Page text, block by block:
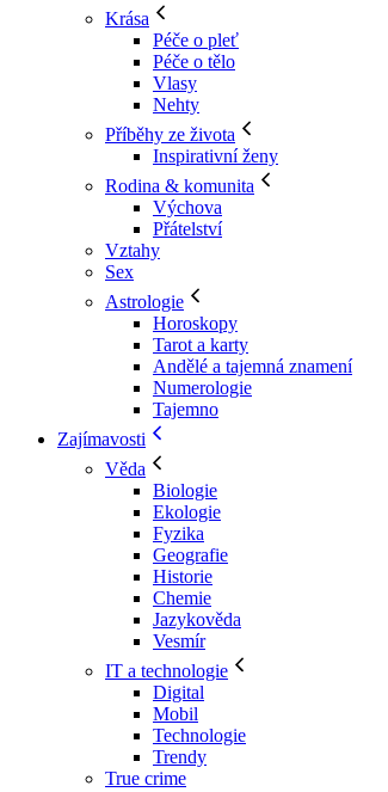
Krása
Péče o pleť
Péče o tělo
Vlasy
Nehty
Příběhy ze života
Inspirativní ženy
Rodina & komunita
Výchova
Přátelství
Vztahy
Sex
Astrologie
Horoskopy
Tarot a karty
Andělé a tajemná znamení
Numerologie
Tajemno
Zajímavosti
Věda
Biologie
Ekologie
Fyzika
Geografie
Historie
Chemie
Jazykověda
Vesmír
IT a technologie
Digital
Mobil
Technologie
Trendy
True crime